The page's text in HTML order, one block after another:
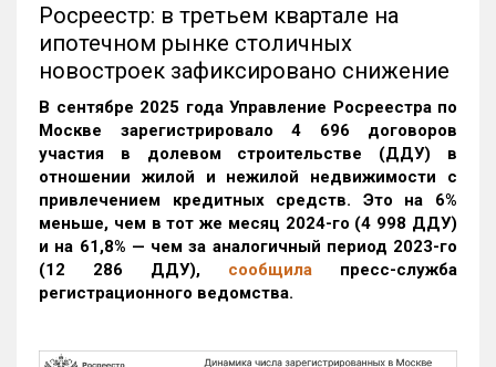
Росреестр: в третьем квартале на
ипотечном рынке столичных
новостроек зафиксировано снижение
В сентябре 2025 года Управление Росреестра по
Москве зарегистрировало 4 696 договоров
участия в долевом строительстве (ДДУ) в
отношении жилой и нежилой недвижимости с
привлечением кредитных средств. Это на 6%
меньше, чем в тот же месяц 2024-го (4 998 ДДУ)
и на 61,8% — чем за аналогичный период 2023-го
(12 286 ДДУ), сообщила пресс-служба
регистрационного ведомства.